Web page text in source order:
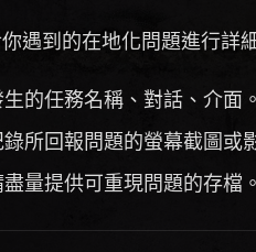
遇到的在地化問題進行詳
的任務名稱、對話、介面。
所回報問題的螢幕截圖或
量提供可重現問題的存檔。